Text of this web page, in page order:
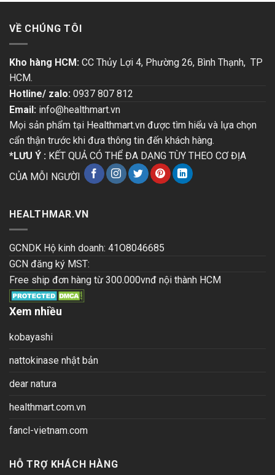
VỀ CHÚNG TÔI
Kho hàng HCM: CC Thủy Lợi 4, Phường 26, Bình Thạnh, TP
HCM.
Hotline/ zalo: 0937 807 812
Email: info@healthmart.vn
Mọi sản phẩm tại Healthmart.vn được tìm hiểu và lựa chọn
cẩn thận trước khi đưa thông tin đến khách hàng.
*LƯU Ý : KẾT QUẢ CÓ THỂ ĐA DẠNG TÙY THEO CƠ ĐỊA
CỦA MỖI NGƯỜI
HEALTHMAR.VN
GCNDK Hộ kinh doanh: 41O8046685
GCN đăng ký MST:
Free ship đơn hàng từ 300.000vnđ nội thành HCM
Xem nhiều
kobayashi
nattokinase nhật bản
dear natura
healthmart.com.vn
fancl-vietnam.com
HỖ TRỢ KHÁCH HÀNG